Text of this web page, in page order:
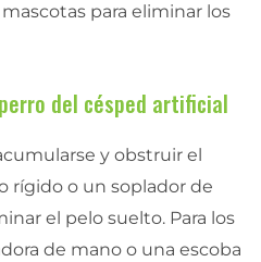
para eliminar los
del césped artificial
y obstruir el
rígido o un soplador de
el pelo suelto. Para los
de mano o una escoba